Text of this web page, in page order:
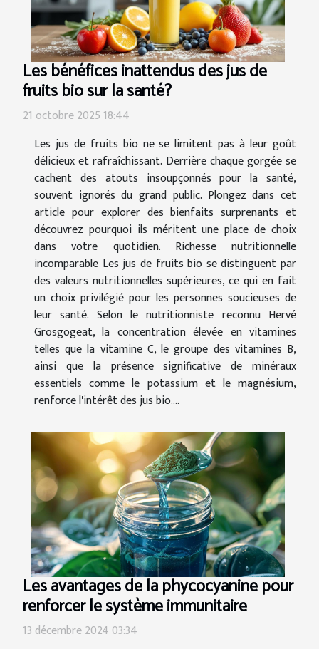
Les bénéfices inattendus des jus de
fruits bio sur la santé?
21 octobre 2025 18:44
Les jus de fruits bio ne se limitent pas à leur goût
délicieux et rafraîchissant. Derrière chaque gorgée se
cachent des atouts insoupçonnés pour la santé,
souvent ignorés du grand public. Plongez dans cet
article pour explorer des bienfaits surprenants et
découvrez pourquoi ils méritent une place de choix
dans votre quotidien. Richesse nutritionnelle
incomparable Les jus de fruits bio se distinguent par
des valeurs nutritionnelles supérieures, ce qui en fait
un choix privilégié pour les personnes soucieuses de
leur santé. Selon le nutritionniste reconnu Hervé
Grosgogeat, la concentration élevée en vitamines
telles que la vitamine C, le groupe des vitamines B,
ainsi que la présence significative de minéraux
essentiels comme le potassium et le magnésium,
renforce l'intérêt des jus bio....
Les avantages de la phycocyanine pour
renforcer le système immunitaire
13 décembre 2024 03:34